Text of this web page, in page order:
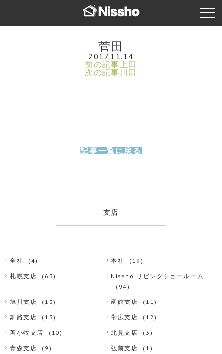
菅田
2017.11.14
前の記事上田
次の記事 川田
記事一覧に戻る
支店
全社 (4) 本社 (19)
札幌支店 (63)
Nissho リビングショールーム
(94)
旭川支店 (13) 函館支店 (11)
釧路支店 (13) 帯広支店 (12)
苫小牧支店 (10) 北見支店 (3)
青森支店 (9) 弘前支店 (1)